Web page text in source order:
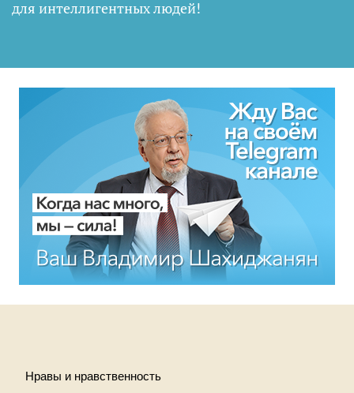
для интеллигентных людей!
Нравы и нравственность